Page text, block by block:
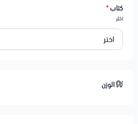
والمتعلقة بقضية حرية التنقل، وحرية
ميزان الشريعة الإسلامية.
المؤلفة: د. ساجدة عفيف عتيلي
كتاب*
اختر
الوزن